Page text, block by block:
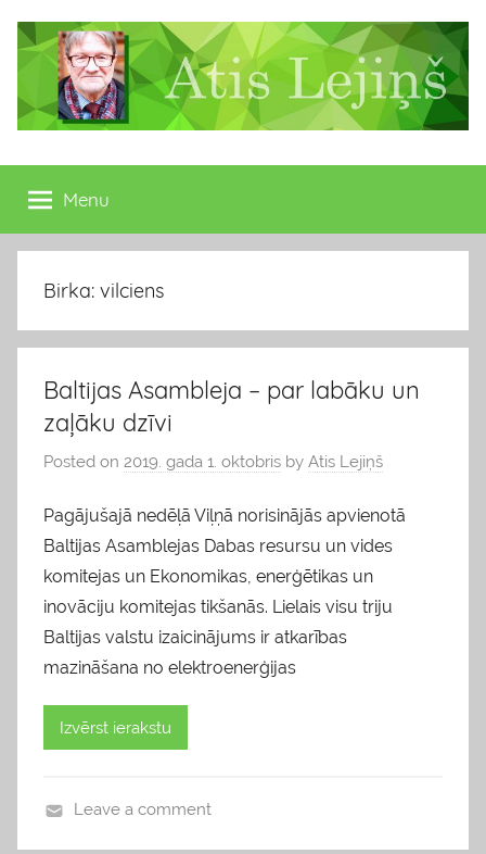
content
Atis
Lejiņš
13.
Saeimas
deputāts
Menu
Birka: vilciens
Baltijas Asambleja – par labāku un
zaļāku dzīvi
Posted on 2019. gada 1. oktobris by Atis Lejiņš
Pagājušajā nedēļā Viļņā norisinājās apvienotā
Baltijas Asamblejas Dabas resursu un vides
komitejas un Ekonomikas, enerģētikas un
inovāciju komitejas tikšanās. Lielais visu triju
Baltijas valstu izaicinājums ir atkarības
mazināšana no elektroenerģijas
Izvērst ierakstu
Leave a comment